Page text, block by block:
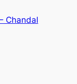
Chandal